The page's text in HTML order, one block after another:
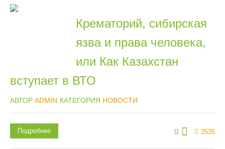
Крематорий, сибирская
язва и права человека,
или Как Казахстан
вступает в ВТО
АВТОР ADMIN КАТЕГОРИЯ НОВОСТИ
0 3535
Подробнее